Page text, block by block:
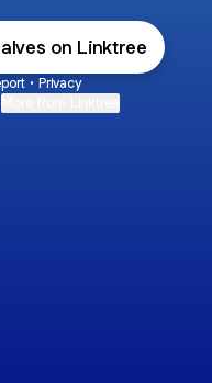
on Linktree
• Privacy